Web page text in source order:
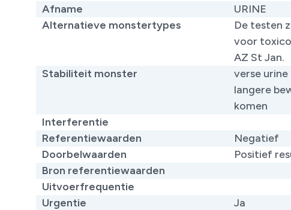
Afname
URINE
Alternatieve monstertypes
De testen
voor
AZ St Jan.
Stabiliteit monster
verse
langere
komen
Interferentie
Referentiewaarden
Negatief
Doorbelwaarden
Positief
Bron referentiewaarden
Uitvoerfrequentie
Urgentie
Ja